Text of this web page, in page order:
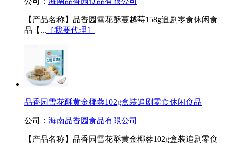
【产品名称】品香园雪花酥蔓越莓158g追剧零食休闲食
品【... ［我要代理］
品香园雪花酥黄金椰蓉102g盒装追剧零食休闲食品
公司： 海南品香园食品有限公司
【产品名称】品香园雪花酥黄金椰蓉102g盒装追剧零食